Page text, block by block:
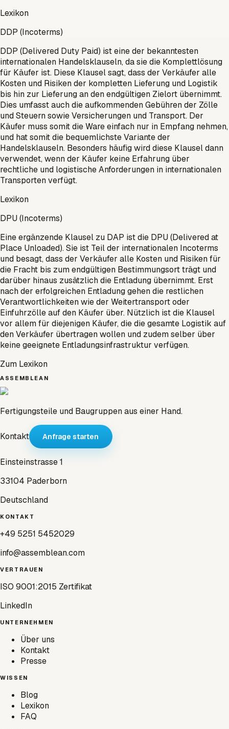
Lexikon
DDP (Incoterms)
DDP (Delivered Duty Paid) ist eine der bekanntesten
internationalen Handelsklauseln, da sie die Komplettlösung
für Käufer ist. Diese Klausel sagt, dass der Verkäufer alle
Kosten und Risiken der kompletten Lieferung und Logistik
bis hin zur Lieferung an den endgültigen Zielort übernimmt.
Dies umfasst auch die aufkommenden Gebühren der Zölle
und Steuern sowie Versicherungen und Transport. Der
Käufer muss somit die Ware einfach nur in Empfang nehmen,
und hat somit die bequemlichste Variante der
Handelsklauseln. Besonders häufig wird diese Klausel dann
verwendet, wenn der Käufer keine Erfahrung über
rechtliche und logistische Anforderungen in internationalen
Transporten verfügt.
Lexikon
DPU (Incoterms)
Eine ergänzende Klausel zu DAP ist die DPU (Delivered at
Place Unloaded). Sie ist Teil der internationalen Incoterms
und besagt, dass der Verkäufer alle Kosten und Risiken für
die Fracht bis zum endgültigen Bestimmungsort trägt und
darüber hinaus zusätzlich die Entladung übernimmt. Erst
nach der erfolgreichen Entladung gehen die restlichen
Verantwortlichkeiten wie der Weitertransport oder
Einfuhrzölle auf den Käufer über. Nützlich ist die Klausel
vor allem für diejenigen Käufer, die die gesamte Logistik auf
den Verkäufer übertragen wollen und zudem selber über
keine geeignete Entladungsinfrastruktur verfügen.
Zum Lexikon
ASSEMBLEAN
Fertigungsteile und Baugruppen aus einer Hand.
Kontakt Anfrage starten
Einsteinstrasse 1
33104 Paderborn
Deutschland
KONTAKT
+49 5251 5452029
info@assemblean.com
VERTRAUEN
ISO 9001:2015 Zertifikat
LinkedIn
UNTERNEHMEN
Über uns
Kontakt
Presse
WISSEN
Blog
Lexikon
FAQ